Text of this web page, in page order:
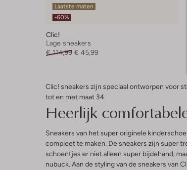
Laatste maten
-60%
Clic!
Lage sneakers
€ 114,99 € 45,99
Clic! sneakers zijn speciaal ontworpen voor
tot en met maat 34.
Heerlijk
Sneakers van het super originele
compleet te maken. De sneakers zijn super
schoentjes er niet alleen super bijdehand,
nubuck. Aan de styling van de sneakers van